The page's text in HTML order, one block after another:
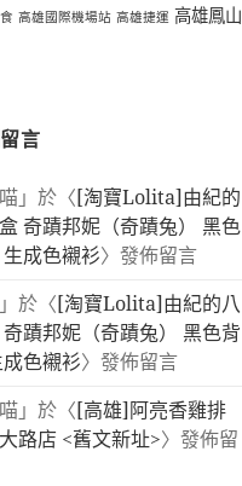
高雄國際機場站 高雄捷運 高雄鳳山
言
」於〈[淘寶Lolita]由紀的
奇蹟邦妮（奇蹟兔） 黑色
成色襯衫〉發佈留言
」於〈[淘寶Lolita]由紀的八
蹟邦妮（奇蹟兔） 黑色背
色襯衫〉發佈留言
」於〈[高雄]阿亮香雞排
路店 <舊文新址>〉發佈留